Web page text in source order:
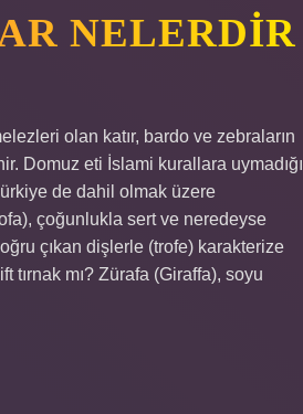
NELERDIR
olan katır, bardo ve zebraların
Domuz eti İslami kurallara uymadığı
de dahil olmak üzere
çoğunlukla sert ve neredeyse
çıkan dişlerle (trofe) karakterize
tırnak mı? Zürafa (Giraffa), soyu